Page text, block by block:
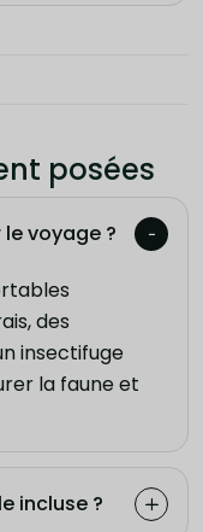
posées
voyage ?
des
insectifuge
la faune et
incluse ?